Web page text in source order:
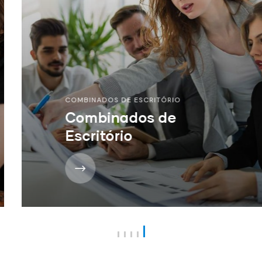
COMBINADOS DE ESCRITÓRIO
Combinados de
Escritório